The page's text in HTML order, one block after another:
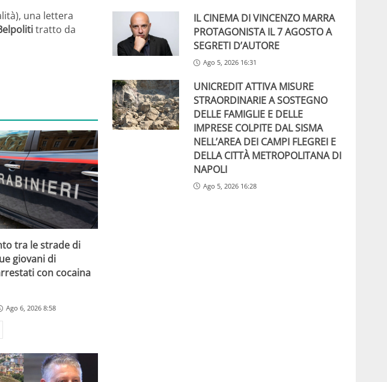
una lettera
tratto da
tra le strade di
giovani di
con cocaina
Ago 6, 2026 8:58
IL CINEMA DI VINCENZO MARRA
PROTAGONISTA IL 7 AGOSTO A
SEGRETI D’AUTORE
Ago 5, 2026 16:31
UNICREDIT ATTIVA MISURE
STRAORDINARIE A SOSTEGNO
DELLE FAMIGLIE E DELLE
IMPRESE COLPITE DAL SISMA
NELL’AREA DEI CAMPI FLEGREI E
DELLA CITTÀ METROPOLITANA DI
NAPOLI
Ago 5, 2026 16:28